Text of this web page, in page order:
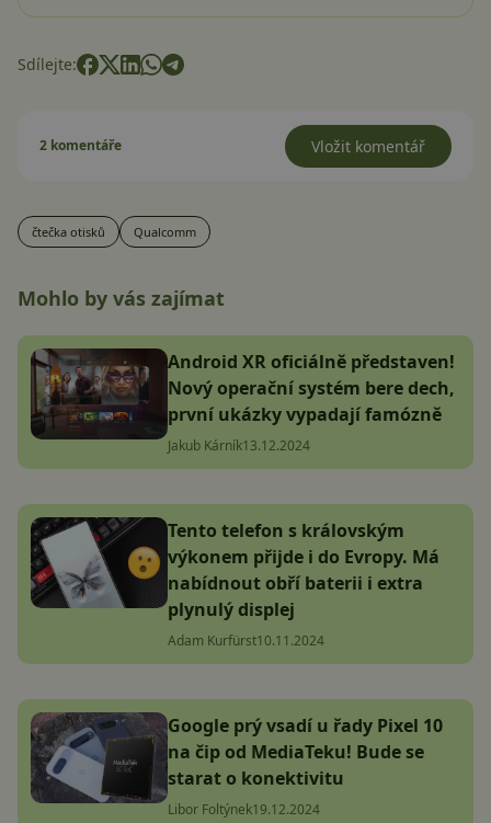
Sdílejte:
2 komentáře Vložit komentář
čtečka otisků Qualcomm
Mohlo by vás zajímat
Android XR oficiálně představen!
Nový operační systém bere dech,
první ukázky vypadají famózně
Jakub Kárník13.12.2024
Tento telefon s královským
výkonem přijde i do Evropy. Má
nabídnout obří baterii i extra
plynulý displej
Adam Kurfürst10.11.2024
Google prý vsadí u řady Pixel 10
na čip od MediaTeku! Bude se
starat o konektivitu
Libor Foltýnek19.12.2024